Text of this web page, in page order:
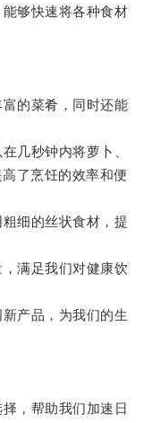
够快速将各种食材
的菜肴，同时还能
几秒钟内将萝卜、
了烹饪的效率和便
细的丝状食材，提
满足我们对健康饮
产品，为我们的生
，帮助我们加速日